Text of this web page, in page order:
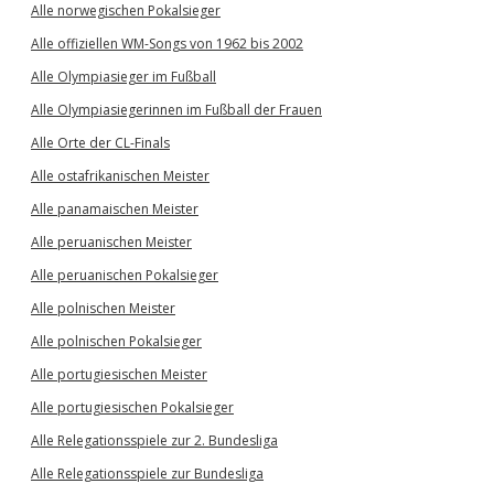
Alle norwegischen Pokalsieger
Alle offiziellen WM-Songs von 1962 bis 2002
Alle Olympiasieger im Fußball
Alle Olympiasiegerinnen im Fußball der Frauen
Alle Orte der CL-Finals
Alle ostafrikanischen Meister
Alle panamaischen Meister
Alle peruanischen Meister
Alle peruanischen Pokalsieger
Alle polnischen Meister
Alle polnischen Pokalsieger
Alle portugiesischen Meister
Alle portugiesischen Pokalsieger
Alle Relegationsspiele zur 2. Bundesliga
Alle Relegationsspiele zur Bundesliga